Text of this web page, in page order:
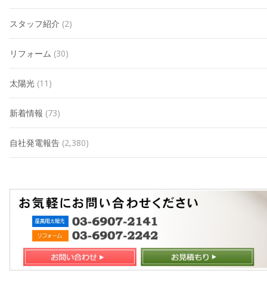
スタッフ紹介 (2)
リフォーム (30)
太陽光 (11)
新着情報 (73)
自社発電報告 (2,380)